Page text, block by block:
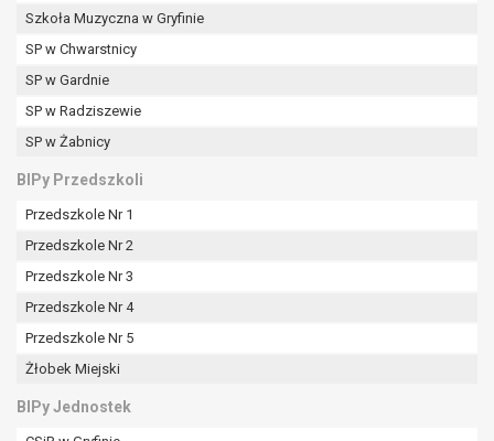
Szkoła Muzyczna w Gryfinie
SP w Chwarstnicy
SP w Gardnie
SP w Radziszewie
SP w Żabnicy
BIPy Przedszkoli
Przedszkole Nr 1
Przedszkole Nr 2
Przedszkole Nr 3
Przedszkole Nr 4
Przedszkole Nr 5
Żłobek Miejski
BIPy Jednostek